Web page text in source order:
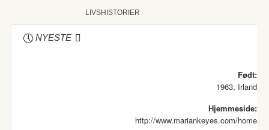
LIVSHISTORIER
NYESTE
Født:
1963, Irland
Hjemmeside:
http://www.mariankeyes.com/home